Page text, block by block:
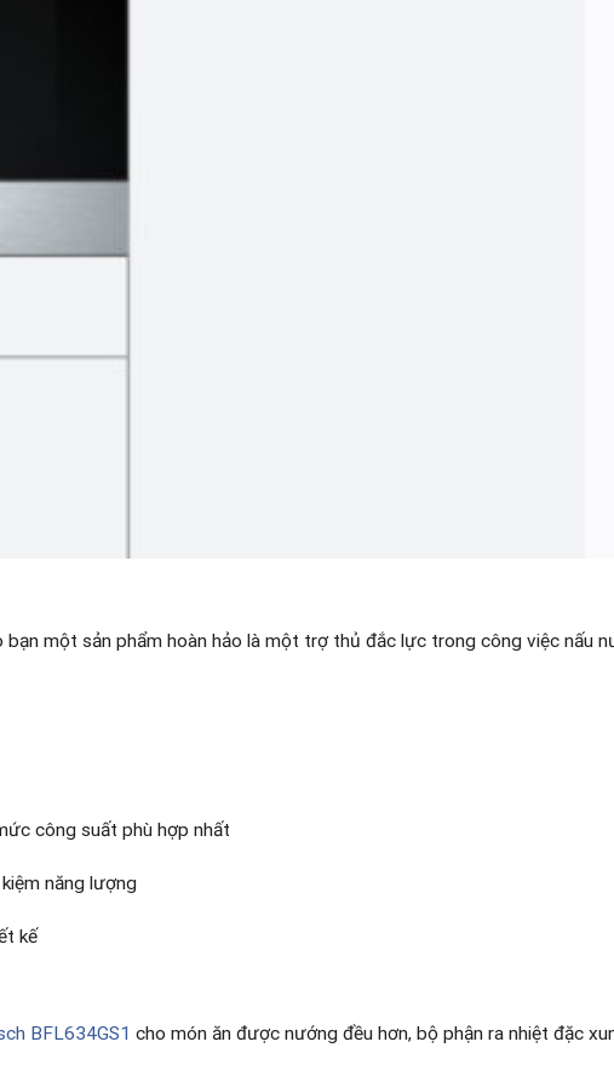
một sản phẩm hoàn hảo là một trợ thủ đắc lực trong công việc nấu
công suất phù hợp nhất
năng lượng
kế
BFL634GS1 cho món ăn được nướng đều hơn, bộ phận ra nhiệt đặc